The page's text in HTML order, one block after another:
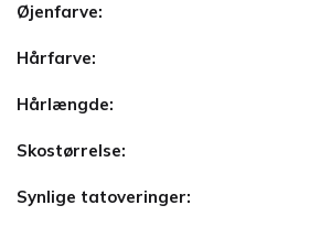
Øjenfarve:
Hårfarve:
Hårlængde:
Skostørrelse:
Synlige tatoveringer: